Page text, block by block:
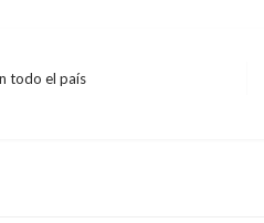
todo el país
Duque